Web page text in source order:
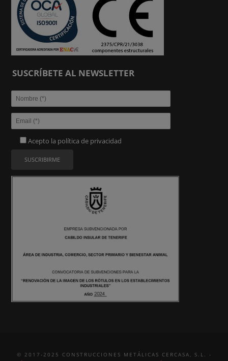
SUSCRÍBETE AL NEWSLETTER
Acepto la política de privacidad
© 2017-2025 CONSTRUCCIONES METÁLICAS CERCASA, S.L. -